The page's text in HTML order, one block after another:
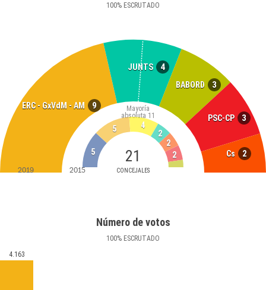
100% ESCRUTADO
ERC - GxVdM - AM 9
JUNTS 4
BABORD 3
PSC-CP 3
Cs 2
21
CONCEJALES
Mayoría
absoluta 11
5
5
4
2
2
2
2019 2015
Número de votos
100% ESCRUTADO
4.163